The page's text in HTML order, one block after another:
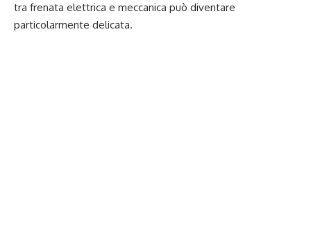
tra frenata elettrica e meccanica può diventare
particolarmente delicata.